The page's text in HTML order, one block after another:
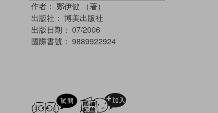
作者： 鄭伊健 （著）
出版社： 博美出版社
出版日期： 07/2006
國際書號： 9889922924
試閲